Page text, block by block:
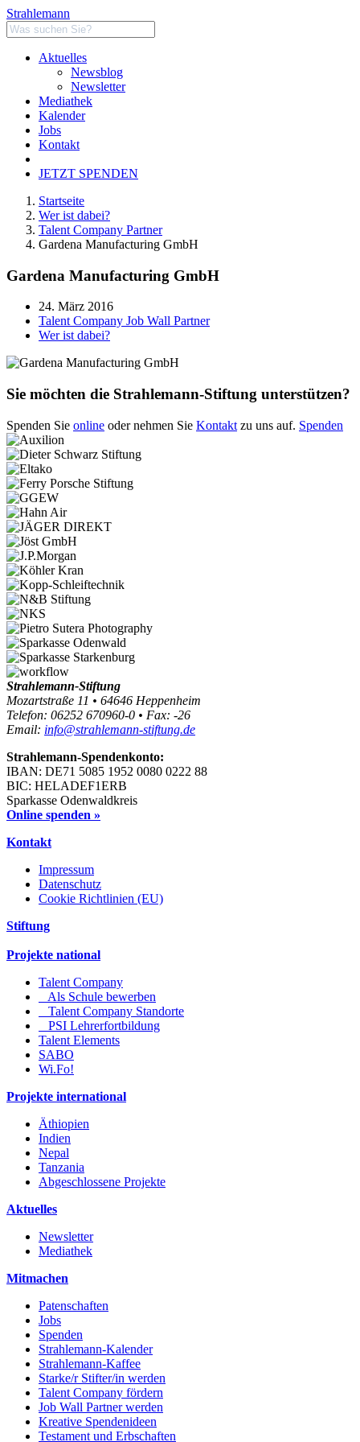
Strahlemann
Aktuelles
Newsblog
Newsletter
Mediathek
Kalender
Jobs
Kontakt
JETZT SPENDEN
Startseite
Wer ist dabei?
Talent Company Partner
Gardena Manufacturing GmbH
Gardena Manufacturing GmbH
24. März 2016
Talent Company Job Wall Partner
Wer ist dabei?
Sie möchten die Strahlemann-Stiftung unterstützen?
Spenden Sie online oder nehmen Sie Kontakt zu uns auf. Spenden
Strahlemann-Stiftung
Mozartstraße 11 • 64646 Heppenheim
Telefon: 06252 670960-0 • Fax: -26
Email: info@strahlemann-stiftung.de
Strahlemann-Spendenkonto:
IBAN: DE71 5085 1952 0080 0222 88
BIC: HELADEF1ERB
Sparkasse Odenwaldkreis
Online spenden »
Kontakt
Impressum
Datenschutz
Cookie Richtlinien (EU)
Stiftung
Projekte national
Talent Company
Als Schule bewerben
Talent Company Standorte
PSI Lehrerfortbildung
Talent Elements
SABO
Wi.Fo!
Projekte international
Äthiopien
Indien
Nepal
Tanzania
Abgeschlossene Projekte
Aktuelles
Newsletter
Mediathek
Mitmachen
Patenschaften
Jobs
Spenden
Strahlemann-Kalender
Strahlemann-Kaffee
Starke/r Stifter/in werden
Talent Company fördern
Job Wall Partner werden
Kreative Spendenideen
Testament und Erbschaften